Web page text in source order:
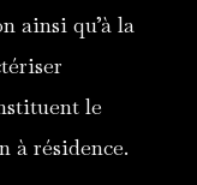
ainsi qu’à la
le
à résidence.